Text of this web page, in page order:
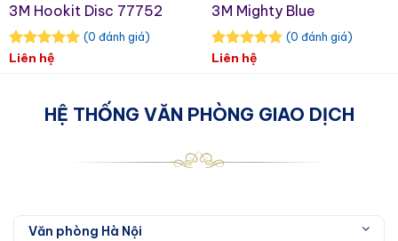
Ưu điểm của 3M 7447 Scotch Brite
3M 7447 Scotch Brite mang lại hiệu suất
không bị rách trong quá trình sử dụng, không
3M Hookit Disc 77752
(0 đánh giá)
Liên hệ
3M Mighty Blue
(0 đánh giá)
Liên hệ
HỆ THỐNG VĂN PHÒNG GIAO DỊCH
Văn phòng Hà Nội